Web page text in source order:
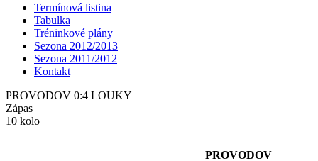
Termínová listina
Tabulka
Tréninkové plány
Sezona 2012/2013
Sezona 2011/2012
Kontakt
PROVODOV 0:4 LOUKY
Zápas
10 kolo
PROVODOV